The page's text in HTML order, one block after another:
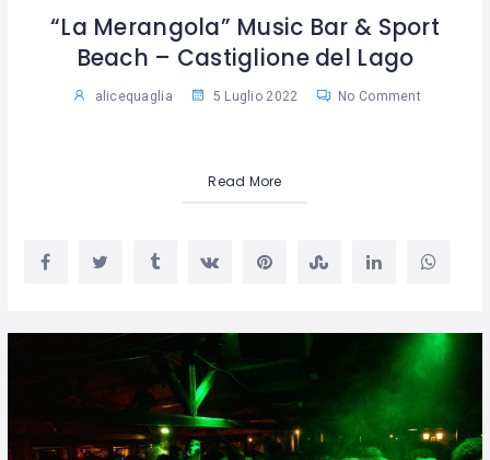
“La Merangola” Music Bar & Sport
Beach – Castiglione del Lago
alicequaglia 5 Luglio 2022 No Comment
Read More